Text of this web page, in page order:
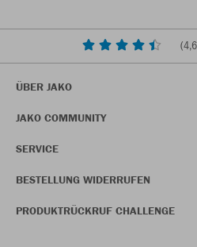
(
ÜBER JAKO
JAKO COMMUNITY
SERVICE
BESTELLUNG WIDERRUFEN
PRODUKTRÜCKRUF CHALLENGE